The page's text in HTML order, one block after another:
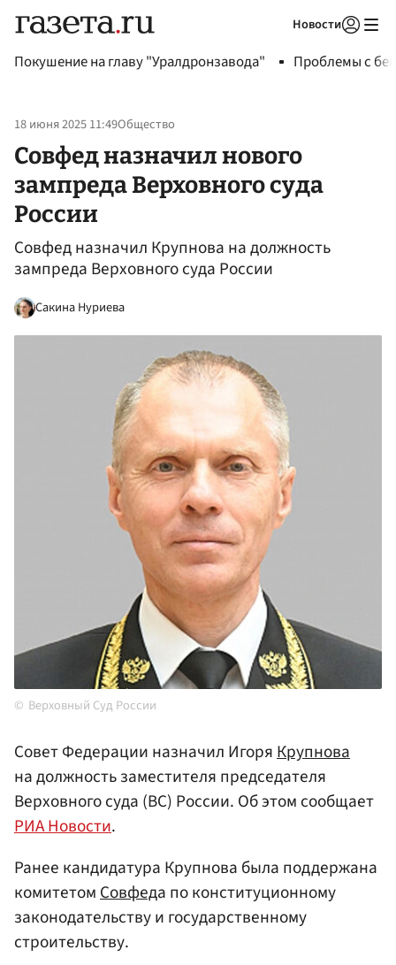
Новости
Покушение на главу "Уралдронзавода" Проблемы с
18 июня 2025 11:49Общество
Совфед назначил нового
зампреда Верховного суда
России
Совфед назначил Крупнова на должность
зампреда Верховного суда России
Сакина Нуриева
Верховный Суд России
Совет Федерации назначил ИгоряКрупнова
на должность заместителя председателя
Верховного суда (ВС) России. Об этом сообщает
РИА Новости.
Ранее кандидатура Крупнова была поддержана
комитетомСовфеда по конституционному
законодательству и государственному
строительству.